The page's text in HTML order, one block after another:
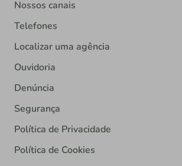
Nossos canais
Telefones
Localizar uma agência
Ouvidoria
Denúncia
Segurança
Política de Privacidade
Política de Cookies